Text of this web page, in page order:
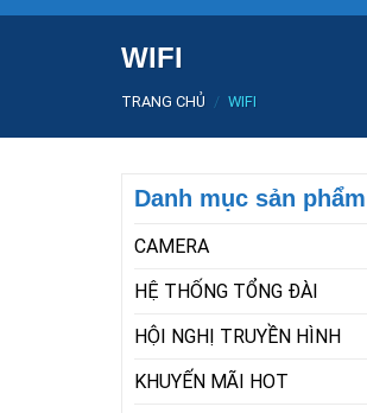
WIFI
TRANG CHỦ / WIFI
Danh mục sản phẩm
CAMERA
HỆ THỐNG TỔNG ĐÀI
HỘI NGHỊ TRUYỀN HÌNH
KHUYẾN MÃI HOT